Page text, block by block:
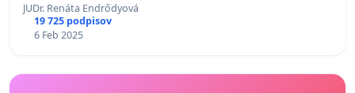
JUDr. Renáta Endrődyová
19 725 podpisov
6 Feb 2025